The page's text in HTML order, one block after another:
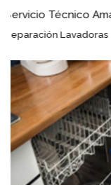
Servicio Técnico
Puestas a Punto